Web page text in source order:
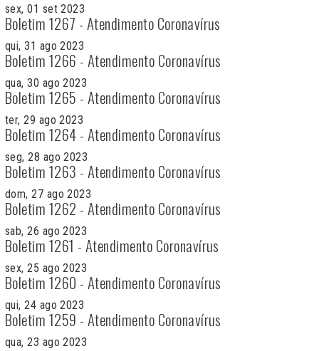
sex, 01 set 2023
Boletim 1267 - Atendimento Coronavírus
qui, 31 ago 2023
Boletim 1266 - Atendimento Coronavírus
qua, 30 ago 2023
Boletim 1265 - Atendimento Coronavírus
ter, 29 ago 2023
Boletim 1264 - Atendimento Coronavírus
seg, 28 ago 2023
Boletim 1263 - Atendimento Coronavírus
dom, 27 ago 2023
Boletim 1262 - Atendimento Coronavírus
sab, 26 ago 2023
Boletim 1261 - Atendimento Coronavírus
sex, 25 ago 2023
Boletim 1260 - Atendimento Coronavírus
qui, 24 ago 2023
Boletim 1259 - Atendimento Coronavírus
qua, 23 ago 2023